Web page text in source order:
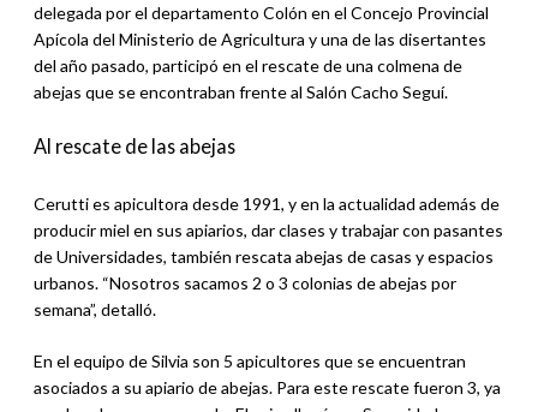
delegada por el departamento Colón en el Concejo Provincial
Apícola del Ministerio de Agricultura y una de las disertantes
del año pasado, participó en el rescate de una colmena de
abejas que se encontraban frente al Salón Cacho Seguí.
Al rescate de las abejas
Cerutti es apicultora desde 1991, y en la actualidad además de
producir miel en sus apiarios, dar clases y trabajar con pasantes
de Universidades, también rescata abejas de casas y espacios
urbanos. “Nosotros sacamos 2 o 3 colonias de abejas por
semana”, detalló.
En el equipo de Silvia son 5 apicultores que se encuentran
asociados a su apiario de abejas. Para este rescate fueron 3, ya